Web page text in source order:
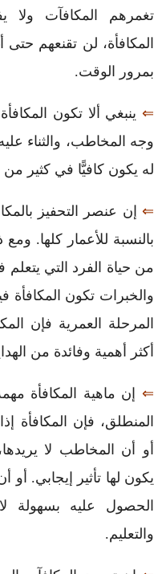
تغمرهم المكافآت ولا
المكافأة، لن تقنعهم حتى
بمرور الوقت.
⇐ ينبغي ألا تكون
وجه المخاطب، والثناء
له يكون كافيًّا في كثير من
⇐ إن عنصر التحفيز
بالنسبة للأعمار كلها.
من حياة الفرد التي
والخبرات تكون المكافأة
المرحلة العمرية فإن
أكثر أهمية وفائدة من
⇐ إن ماهية المكافأة
المنطلق، فإن المكافأة
أو أن المخاطب لا
يكون لها تأثير إيجابي.
الحصول عليه بسهولة
والتعليم.